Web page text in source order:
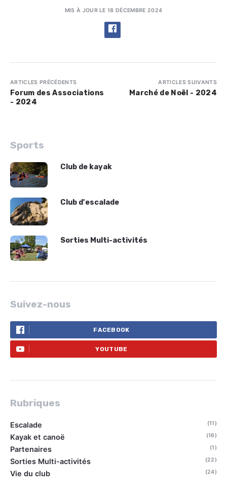
MIS À JOUR LE 18 DÉCEMBRE 2024
ARTICLES PRÉCÉDENTS
Forum des Associations
- 2024
ARTICLES SUIVANTS
Marché de Noël - 2024
Sports
Club de kayak
Club d'escalade
Sorties Multi-activités
Suivez-nous
FACEBOOK
YOUTUBE
Rubriques
Escalade (11)
Kayak et canoë (16)
Partenaires (1)
Sorties Multi-activités (22)
Vie du club (24)